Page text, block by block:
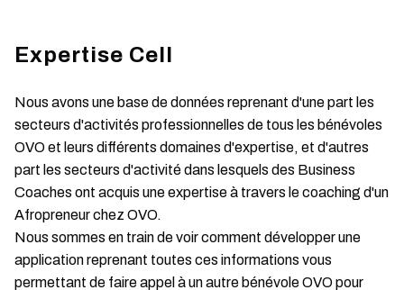
Expertise Cell
Nous avons une base de données reprenant d'une part les
secteurs d'activités professionnelles de tous les bénévoles
OVO et leurs différents domaines d'expertise, et d'autres
part les secteurs d'activité dans lesquels des Business
Coaches ont acquis une expertise à travers le coaching d'un
Afropreneur chez OVO.
Nous sommes en train de voir comment développer une
application reprenant toutes ces informations vous
permettant de faire appel à un autre bénévole OVO pour